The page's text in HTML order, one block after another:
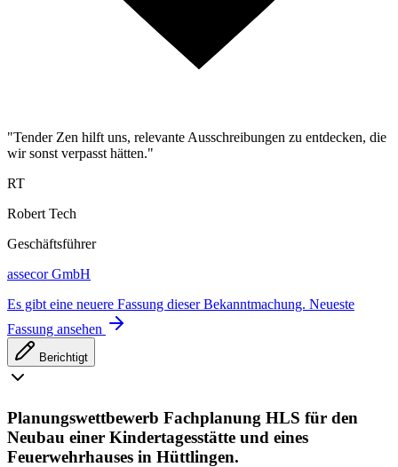
"Tender Zen hilft uns, relevante Ausschreibungen zu entdecken, die
wir sonst verpasst hätten."
RT
Robert Tech
Geschäftsführer
assecor GmbH
Es gibt eine neuere Fassung dieser Bekanntmachung. Neueste
Fassung ansehen
Berichtigt
Planungswettbewerb Fachplanung HLS für den
Neubau einer Kindertagesstätte und eines
Feuerwehrhauses in Hüttlingen.